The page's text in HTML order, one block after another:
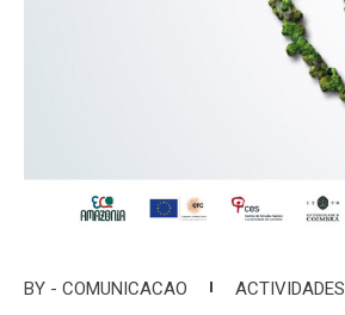
BY - COMUNICACAO ACTIVIDADES